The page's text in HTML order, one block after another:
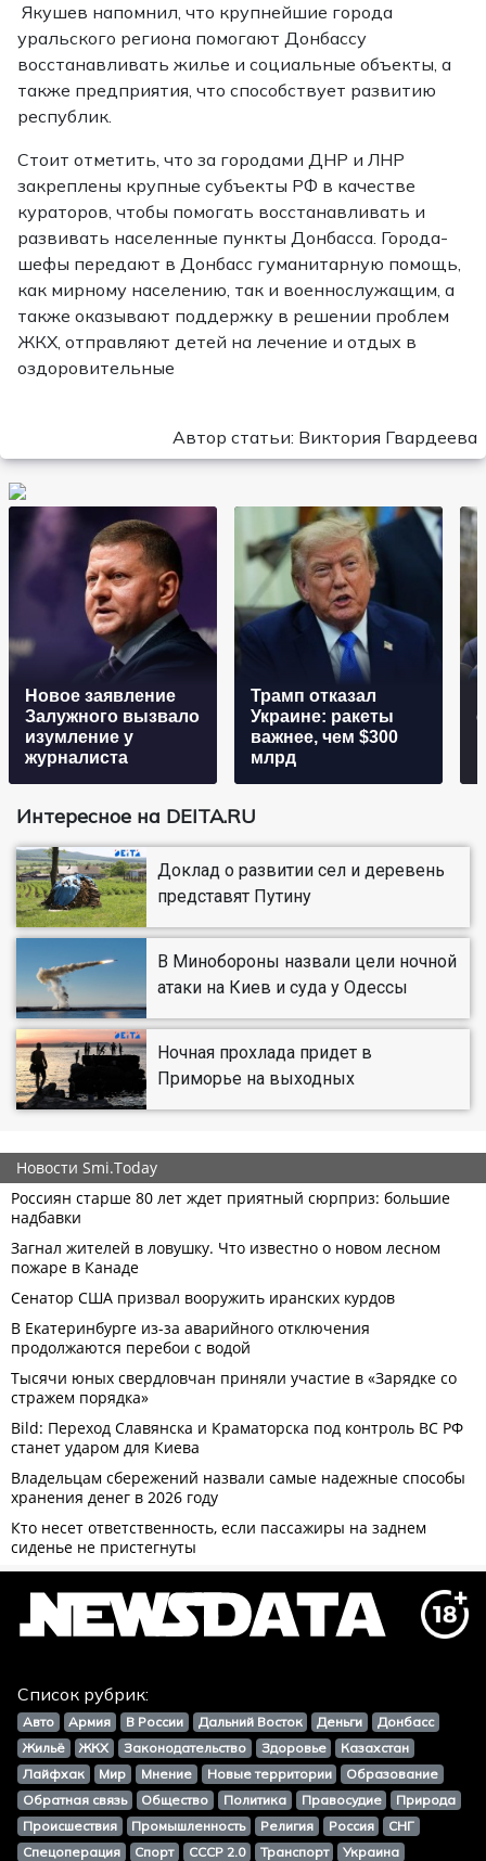
Якушев напомнил, что крупнейшие города
уральского региона помогают Донбассу
восстанавливать жилье и социальные объекты, а
также предприятия, что способствует развитию
республик.
Стоит отметить, что за городами ДНР и ЛНР
закреплены крупные субъекты РФ в качестве
кураторов, чтобы помогать восстанавливать и
развивать населенные пункты Донбасса. Города-
шефы передают в Донбасс гуманитарную помощь,
как мирному населению, так и военнослужащим, а
также оказывают поддержку в решении проблем
ЖКХ, отправляют детей на лечение и отдых в
оздоровительные
Автор статьи: Виктория Гвардеева
Новое заявление
Залужного вызвало
изумление у
журналиста
Трамп отказал
Украине: ракеты
важнее, чем $300
млрд
Интересное на DEITA.RU
Доклад о развитии сел и деревень
представят Путину
В Минобороны назвали цели ночной
атаки на Киев и суда у Одессы
Ночная прохлада придет в
Приморье на выходных
Список рубрик:
Авто Армия В России Дальний Восток Деньги
Донбасс
Жильё
ЖКХ Законодательство Здоровье
Казахстан
Лайфхак
Мир Мнение Новые территории
Образование
Обратная связь
Общество Политика Правосудие
Природа
Происшествия
Промышленность Религия Россия
СНГ
Спецоперация
Спорт СССР 2.0 Транспорт Украина